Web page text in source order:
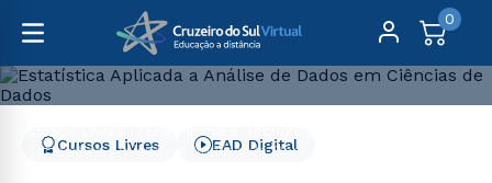
0
Estatística Aplicada a Análise de Dados em Ciências de
Cursos Livres EAD Digital